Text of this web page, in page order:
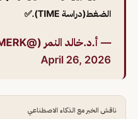
الضغط(دراسة TIME).✅️
— أ.د.خالد النمر (@ALNEMERK)
April 26, 2026
ناقش الخبر مع الذكاء الاصطناعي